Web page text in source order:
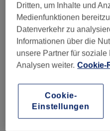
Dritten, um Inhalte und
Medienfunktionen
Datenverkehr zu
Informationen über die
unsere Partner für
Analysen weiter. Cookie-
Cookie-
Einstellungen